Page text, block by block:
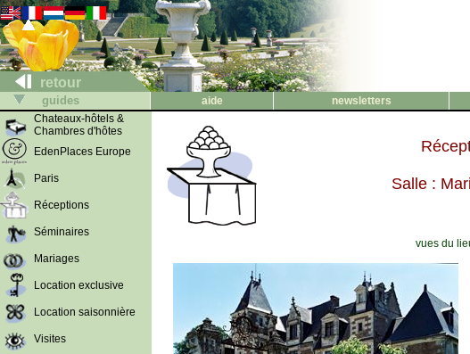
retour
guides aide newsletters
Chateaux-hôtels &
Chambres d'hôtes
EdenPlaces Europe
Paris
Réceptions
Séminaires
Mariages
Location exclusive
Location saisonnière
Visites
Salle :
vues du